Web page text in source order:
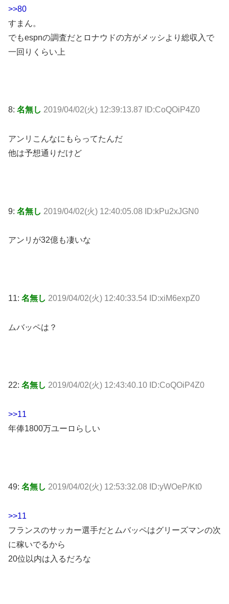
>>80
すまん。
でもespnの調査だとロナウドの方がメッシより総収入で
一回りくらい上
8: 名無し 2019/04/02(火) 12:39:13.87 ID:CoQOiP4Z0
アンリこんなにもらってたんだ
他は予想通りだけど
9: 名無し 2019/04/02(火) 12:40:05.08 ID:kPu2xJGN0
アンリが32億も凄いな
11: 名無し 2019/04/02(火) 12:40:33.54 ID:xiM6expZ0
ムバッペは？
22: 名無し 2019/04/02(火) 12:43:40.10 ID:CoQOiP4Z0
>>11
年俸1800万ユーロらしい
49: 名無し 2019/04/02(火) 12:53:32.08 ID:yWOeP/Kt0
>>11
フランスのサッカー選手だとムバッペはグリーズマンの次
に稼いでるから
20位以内は入るだろな